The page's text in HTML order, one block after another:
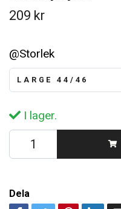
209 kr
@Storlek
LARGE 44/46
I lager.
Dela